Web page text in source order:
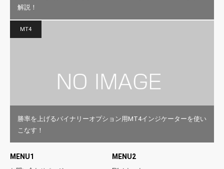
解説！
MT4
勝率を上げるバイナリーオプション用MT4インジケーターを使い
こなす！
MENU1 MENU2